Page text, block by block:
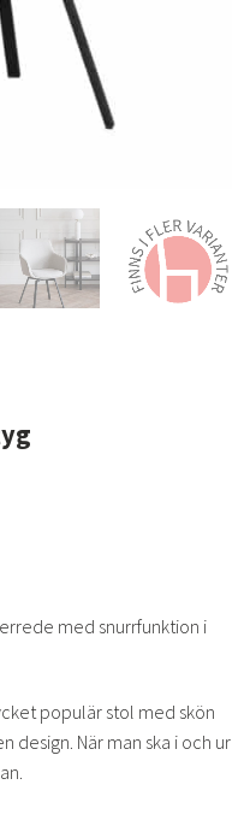
med snurrfunktion i
populär stol med skön
design. När man ska i och ur